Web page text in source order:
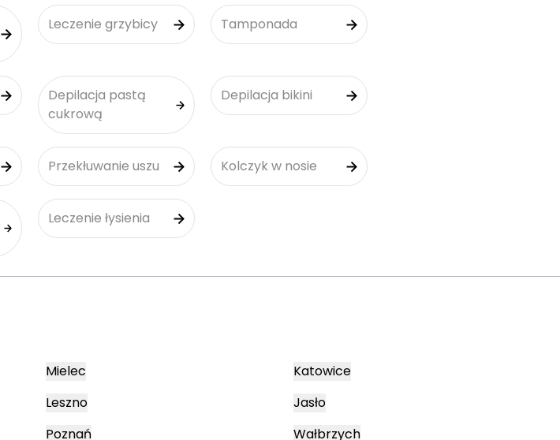
Leczenie grzybicy Tamponada
Depilacja pastą
cukrową
Depilacja bikini
Przekłuwanie uszu Kolczyk w nosie
Leczenie łysienia
Mielec
Leszno
Poznań
Katowice
Jasło
Wałbrzych